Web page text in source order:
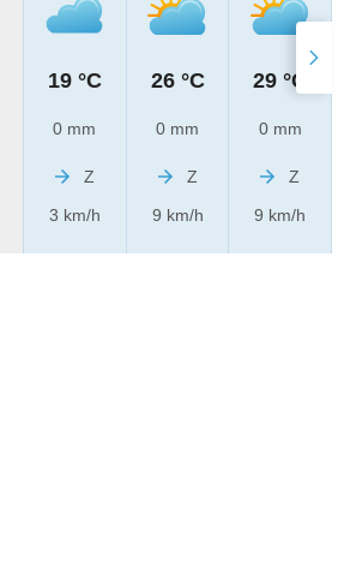
19 °C
0 mm
Z
3 km/h
26 °C
0 mm
Z
9 km/h
29 °C
0 mm
Z
9 km/h